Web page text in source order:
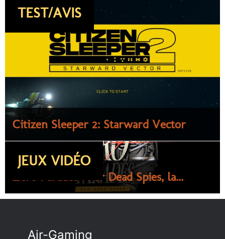
TEST/AVIS
Citizen Sleeper 2: Starward Vector
JEUX VIDÉO
Zero Parades : For Dead Spies, la...
Air-Gaming